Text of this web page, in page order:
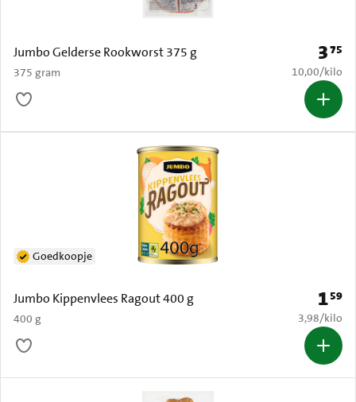
Jumbo Gelderse Rookworst 375 g
375 gram
Prijs:
375
€ 10,00 per
10,00/kilo
Jumbo Kippenvlees Ragout 400 g
400 g
Goedkoopje
Prijs:
159
€ 3,98 per
3,98/kilo